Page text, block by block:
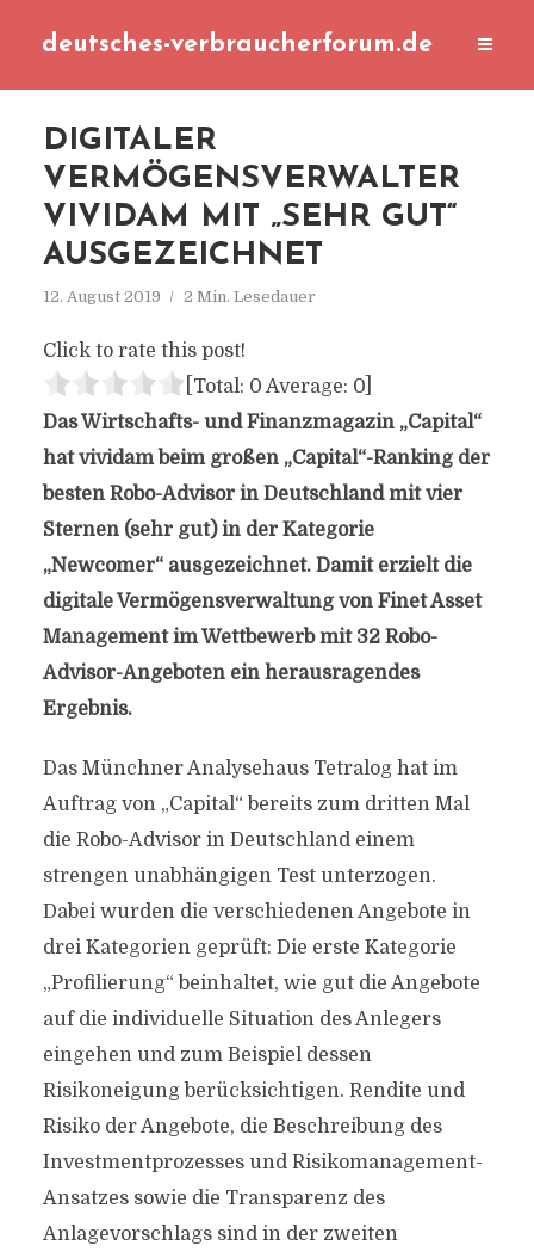
deutsches-verbraucherforum.de
DIGITALER
VERMÖGENSVERWALTER
VIVIDAM MIT „SEHR GUT“
AUSGEZEICHNET
12. August 2019 2 Min. Lesedauer
Click to rate this post!
[Total: 0 Average: 0]
Das Wirtschafts- und Finanzmagazin „Capital“
hat vividam beim großen „Capital“-Ranking der
besten Robo-Advisor in Deutschland mit vier
Sternen (sehr gut) in der Kategorie
„Newcomer“ ausgezeichnet. Damit erzielt die
digitale Vermögensverwaltung von Finet Asset
Management im Wettbewerb mit 32 Robo-
Advisor-Angeboten ein herausragendes
Ergebnis.
Das Münchner Analysehaus Tetralog hat im
Auftrag von „Capital“ bereits zum dritten Mal
die Robo-Advisor in Deutschland einem
strengen unabhängigen Test unterzogen.
Dabei wurden die verschiedenen Angebote in
drei Kategorien geprüft: Die erste Kategorie
„Profilierung“ beinhaltet, wie gut die Angebote
auf die individuelle Situation des Anlegers
eingehen und zum Beispiel dessen
Risikoneigung berücksichtigen. Rendite und
Risiko der Angebote, die Beschreibung des
Investmentprozesses und Risikomanagement-
Ansatzes sowie die Transparenz des
Anlagevorschlags sind in der zweiten